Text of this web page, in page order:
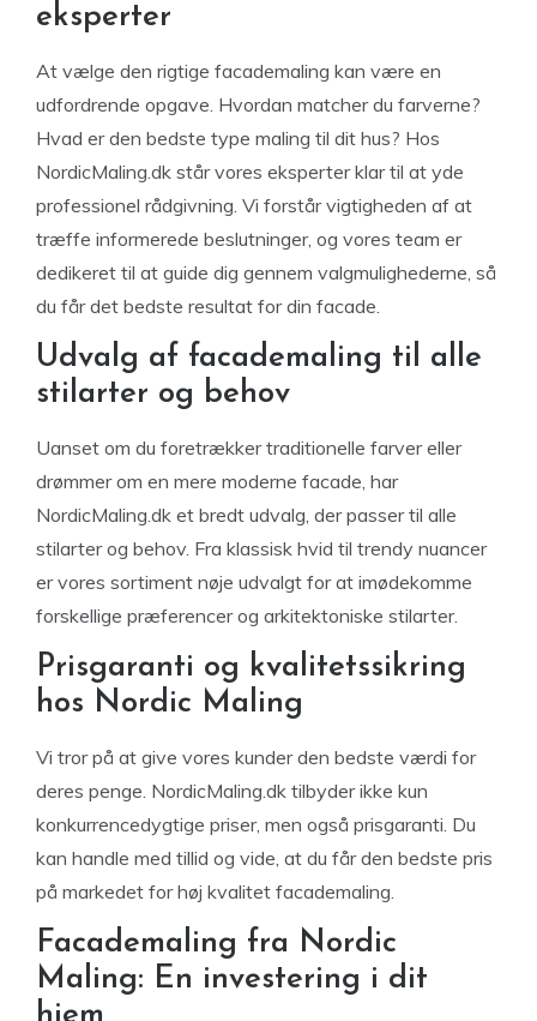
eksperter
At vælge den rigtige facademaling kan være en
udfordrende opgave. Hvordan matcher du farverne?
Hvad er den bedste type maling til dit hus? Hos
NordicMaling.dk står vores eksperter klar til at yde
professionel rådgivning. Vi forstår vigtigheden af at
træffe informerede beslutninger, og vores team er
dedikeret til at guide dig gennem valgmulighederne, så
du får det bedste resultat for din facade.
Udvalg af facademaling til alle
stilarter og behov
Uanset om du foretrækker traditionelle farver eller
drømmer om en mere moderne facade, har
NordicMaling.dk et bredt udvalg, der passer til alle
stilarter og behov. Fra klassisk hvid til trendy nuancer
er vores sortiment nøje udvalgt for at imødekomme
forskellige præferencer og arkitektoniske stilarter.
Prisgaranti og kvalitetssikring
hos Nordic Maling
Vi tror på at give vores kunder den bedste værdi for
deres penge. NordicMaling.dk tilbyder ikke kun
konkurrencedygtige priser, men også prisgaranti. Du
kan handle med tillid og vide, at du får den bedste pris
på markedet for høj kvalitet facademaling.
Facademaling fra Nordic
Maling: En investering i dit